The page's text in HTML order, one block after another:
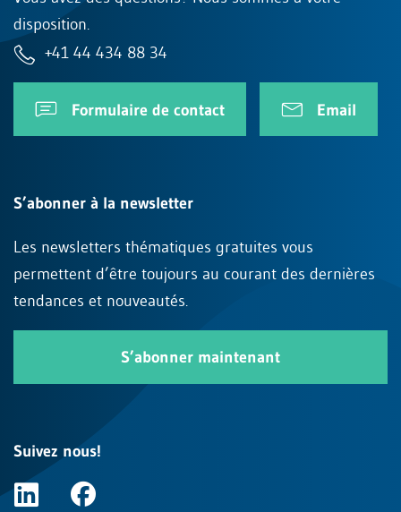
disposition.
+41 44 434 88 34
Formulaire de contact Email
S’abonner à la newsletter
Les newsletters thématiques gratuites vous
permettent d’être toujours au courant des dernières
tendances et nouveautés.
S’abonner maintenant
Suivez nous!